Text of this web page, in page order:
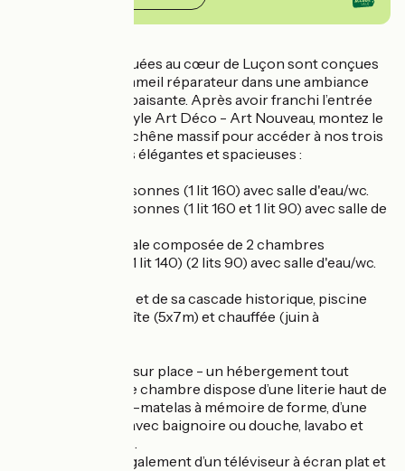
Nos chambres situées au cœur de Luçon sont conçues
pour offrir un sommeil réparateur dans une ambiance
harmonieuse et apaisante. Après avoir franchi l’entrée
majestueuse de style Art Déco - Art Nouveau, montez le
grand escalier en chêne massif pour accéder à nos trois
chambres d'hôtes élégantes et spacieuses :
- 1 chambre 2 personnes (1 lit 160) avec salle d'eau/wc.
- 1 chambre 3 personnes (1 lit 160 et 1 lit 90) avec salle de
- 1 chambre familiale composée de 2 chambres
communicantes (1 lit 140) (2 lits 90) avec salle d'eau/wc.
Au cœur du jardin et de sa cascade historique, piscine
partagée avec le gîte (5x7m) et chauffée (juin à
Gîte 8 personnes sur place - un hébergement tout
confort où chaque chambre dispose d’une literie haut de
gamme et d’un sur-matelas à mémoire de forme, d’une
salle d’eau privée avec baignoire ou douche, lavabo et
toilettes séparées.
Vous profiterez également d’un téléviseur à écran plat et